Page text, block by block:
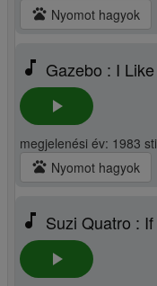
pets Nyomot hagyok
music_note Gazebo : I
play_arrow
megjelenési év: 1983
pets Nyomot hagyok
music_note Suzi Quatro :
play_arrow